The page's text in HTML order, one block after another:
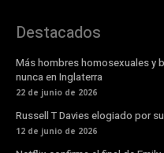
Destacados
Más hombres homosexuales y
nunca en Inglaterra
22 de junio de 2026
Russell T Davies elogiado por
12 de junio de 2026